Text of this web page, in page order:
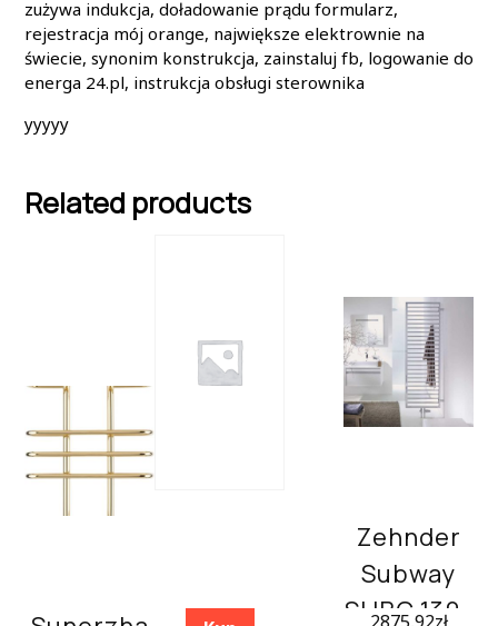
zużywa indukcja, doładowanie prądu formularz,
rejestracja mój orange, największe elektrownie na
świecie, synonim konstrukcja, zainstaluj fb, logowanie do
energa 24.pl, instrukcja obsługi sterownika
yyyyy
Related products
Zehnder
Subway
SUBC 130-